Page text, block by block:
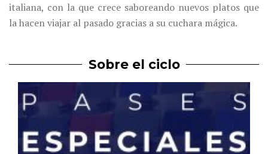
italiana, con la que crece saboreando nuevos platos que
la hacen viajar al pasado gracias a su cuchara mágica.
Sobre el ciclo